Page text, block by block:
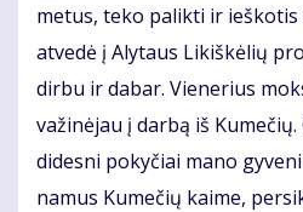
metus, teko palikti ir
atvedė į Alytaus Likiškėlių
dirbu ir dabar. Vienerius
važinėjau į darbą iš
didesni pokyčiai mano
namus Kumečių kaime,